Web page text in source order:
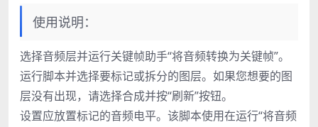
使用说明：
选择音频层并运行关键帧助手“将音频转换为关键帧”。
运行脚本并选择要标记或拆分的图层。如果您想要的图
层没有出现，请选择合成并按“刷新”按钮。
设置应放置标记的音频电平。该脚本使用在运行“将音频